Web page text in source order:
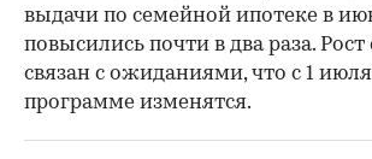
выдачи по семейной ипотеке в
повысились почти в два раза.
связан с ожиданиями, что с 1
программе изменятся.